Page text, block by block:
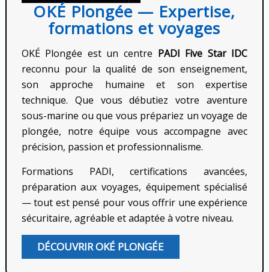
OKÉ Plongée — Expertise,
formations et voyages
OKÉ Plongée est un centre PADI Five Star IDC
reconnu pour la qualité de son enseignement,
son approche humaine et son expertise
technique. Que vous débutiez votre aventure
sous-marine ou que vous prépariez un voyage de
plongée, notre équipe vous accompagne avec
précision, passion et professionnalisme.
Formations PADI, certifications avancées,
préparation aux voyages, équipement spécialisé
— tout est pensé pour vous offrir une expérience
sécuritaire, agréable et adaptée à votre niveau.
DÉCOUVRIR OKÉ PLONGÉE